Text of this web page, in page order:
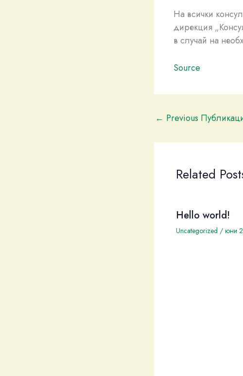
На всички
дирекция
в случай на
Source
← Previous
Related
Hello world!
Uncategorized / юни